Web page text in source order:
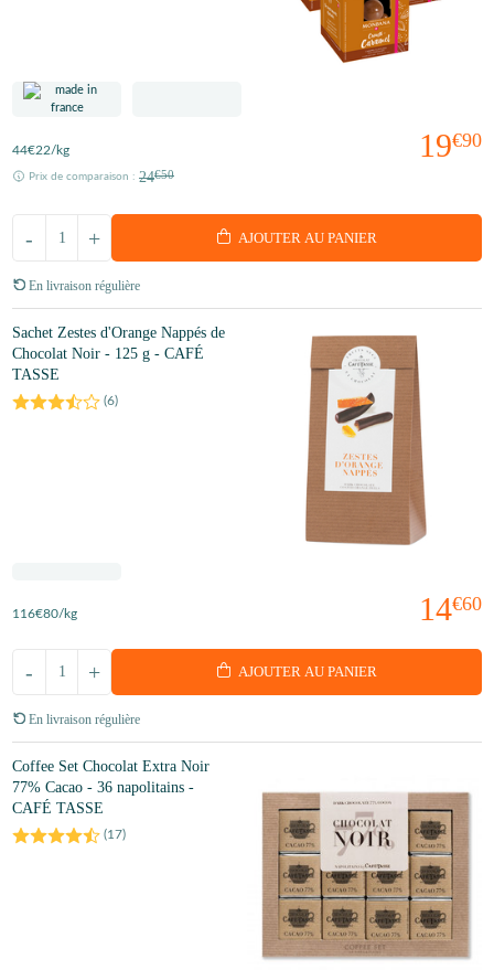
19€90
44€22/kg
Prix de comparaison : 24€50
+
- AJOUTER AU PANIER
En livraison régulière
Sachet Zestes d'Orange Nappés de
Chocolat Noir - 125 g - CAFÉ
TASSE
(6)
14€60
116€80/kg
+
- AJOUTER AU PANIER
En livraison régulière
Coffee Set Chocolat Extra Noir
77% Cacao - 36 napolitains -
CAFÉ TASSE
(17)